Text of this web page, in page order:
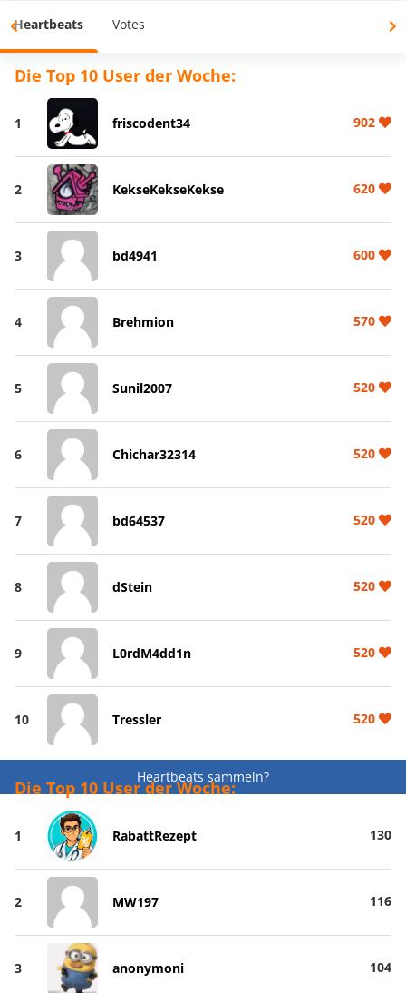
Heartbeats Votes
Die Top 10 User der Woche:
1 friscodent34 902
2 KekseKekseKekse 620
3 bd4941 600
4 Brehmion 570
5 Sunil2007 520
6 Chichar32314 520
7 bd64537 520
8 dStein 520
9 L0rdM4dd1n 520
10 Tressler 520
Heartbeats sammeln?
Die Top 10 User der Woche:
1 RabattRezept 130
2 MW197 116
3 anonymoni 104